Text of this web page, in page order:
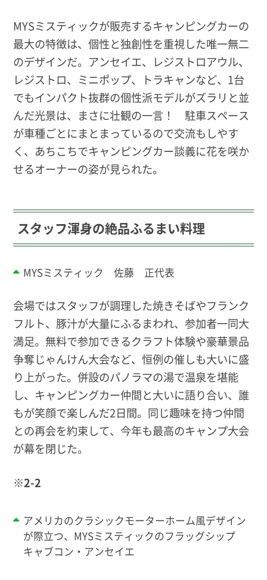
MYSミスティックが販売するキャンピングカーの
最大の特徴は、個性と独創性を重視した唯一無二
のデザインだ。アンセイエ、レジストロアウル、
レジストロ、ミニポップ、トラキャンなど、1台
でもインパクト抜群の個性派モデルがズラリと並
んだ光景は、まさに壮観の一言！ 駐車スペース
が車種ごとにまとまっているので交流もしやす
く、あちこちでキャンピングカー談義に花を咲か
せるオーナーの姿が見られた。
スタッフ渾身の絶品ふるまい料理
MYSミスティック 佐藤 正代表
会場ではスタッフが調理した焼きそばやフランク
フルト、豚汁が大量にふるまわれ、参加者一同大
満足。無料で参加できるクラフト体験や豪華景品
争奪じゃんけん大会など、恒例の催しも大いに盛
り上がった。併設のパノラマの湯で温泉を堪能
し、キャンピングカー仲間と大いに語り合い、誰
もが笑顔で楽しんだ2日間。同じ趣味を持つ仲間
との再会を約束して、今年も最高のキャンプ大会
が幕を閉じた。
※2-2
アメリカのクラシックモーターホーム風デザイン
が際立つ、MYSミスティックのフラッグシップ
キャブコン・アンセイエ